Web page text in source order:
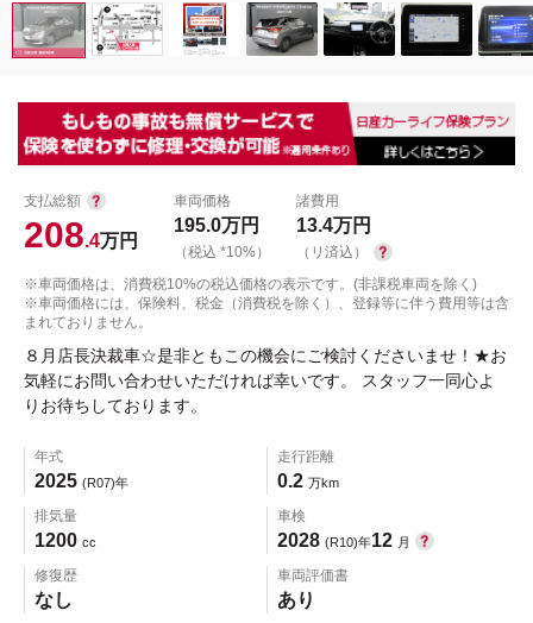
支払総額
208.4万円
車両価格
195.0万円
（税込 *10%）
諸費用
13.4万円
（リ済込）
※車両価格は、消費税10%の税込価格の表示です。(非課税車両を除く)
※車両価格には、保険料、税金（消費税を除く）、登録等に伴う費用等は含
まれておりません。
８月店長決裁車☆是非ともこの機会にご検討くださいませ！★お
気軽にお問い合わせいただければ幸いです。 スタッフ一同心よ
りお待ちしております。
年式
2025 (R07)年
走行距離
0.2 万km
排気量
1200 cc
車検
2028 (R10)年12 月
修復歴
なし
車両評価書
あり